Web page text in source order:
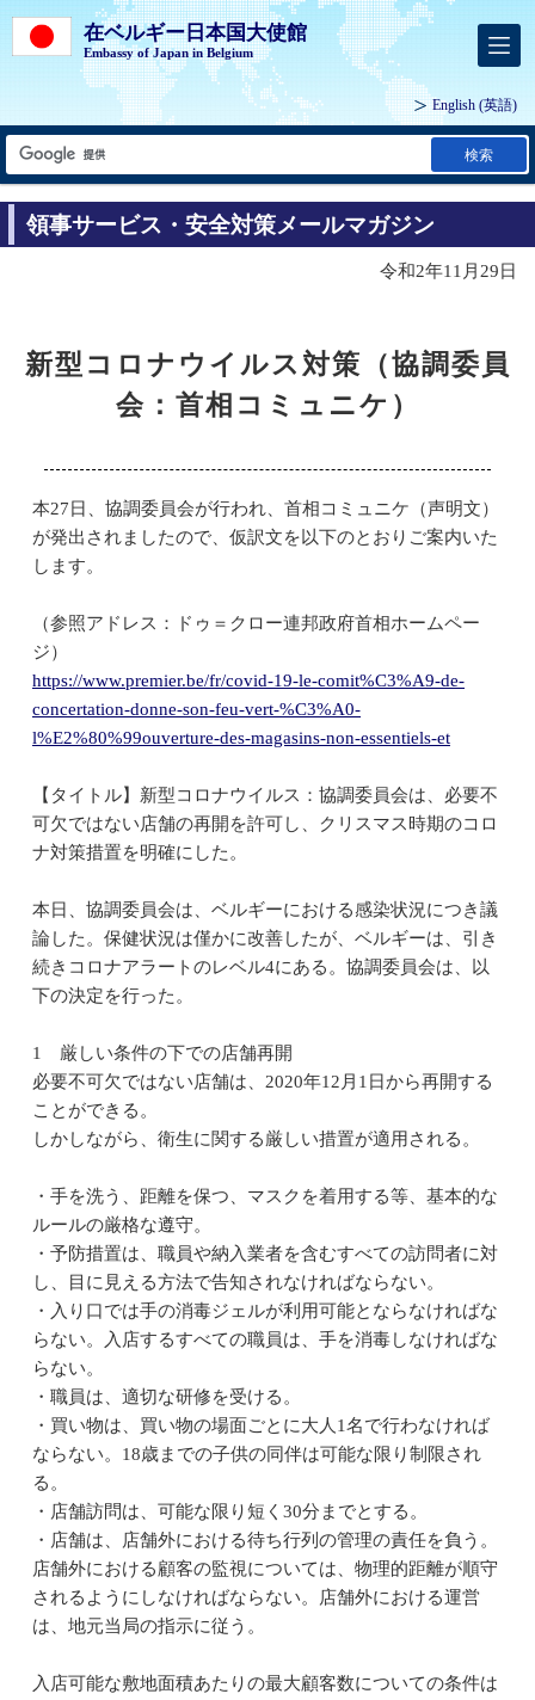
在ベルギー日本国大使館
Embassy of Japan in Belgium
English (英語)
検索
領事サービス・安全対策メールマガジン
令和2年11月29日
新型コロナウイルス対策（協調委員
会：首相コミュニケ）
本27日、協調委員会が行われ、首相コミュニケ（声明文）
が発出されましたので、仮訳文を以下のとおりご案内いた
します。
（参照アドレス：ドゥ＝クロー連邦政府首相ホームペー
ジ）
https://www.premier.be/fr/covid-19-le-comit%C3%A9-de-
concertation-donne-son-feu-vert-%C3%A0-
l%E2%80%99ouverture-des-magasins-non-essentiels-et
【タイトル】新型コロナウイルス：協調委員会は、必要不
可欠ではない店舗の再開を許可し、クリスマス時期のコロ
ナ対策措置を明確にした。
本日、協調委員会は、ベルギーにおける感染状況につき議
論した。保健状況は僅かに改善したが、ベルギーは、引き
続きコロナアラートのレベル4にある。協調委員会は、以
下の決定を行った。
1 厳しい条件の下での店舗再開
必要不可欠ではない店舗は、2020年12月1日から再開する
ことができる。
しかしながら、衛生に関する厳しい措置が適用される。
・手を洗う、距離を保つ、マスクを着用する等、基本的な
ルールの厳格な遵守。
・予防措置は、職員や納入業者を含むすべての訪問者に対
し、目に見える方法で告知されなければならない。
・入り口では手の消毒ジェルが利用可能とならなければな
らない。入店するすべての職員は、手を消毒しなければな
らない。
・職員は、適切な研修を受ける。
・買い物は、買い物の場面ごとに大人1名で行わなければ
ならない。18歳までの子供の同伴は可能な限り制限され
る。
・店舗訪問は、可能な限り短く30分までとする。
・店舗は、店舗外における待ち行列の管理の責任を負う。
店舗外における顧客の監視については、物理的距離が順守
されるようにしなければならない。店舗外における運営
は、地元当局の指示に従う。
入店可能な敷地面積あたりの最大顧客数についての条件は